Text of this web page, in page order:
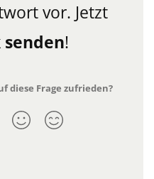
vor. Jetzt
senden!
diese Frage zufrieden?